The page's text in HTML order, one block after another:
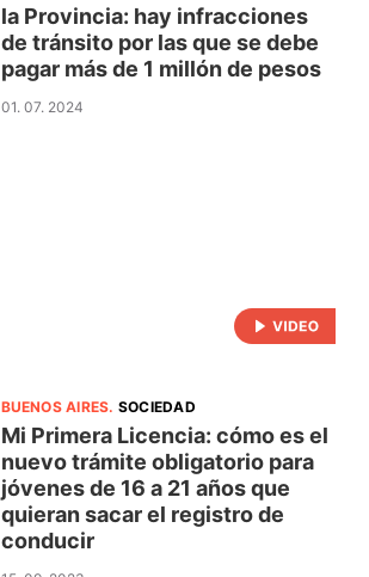
la Provincia: hay infracciones
de tránsito por las que se debe
pagar más de 1 millón de pesos
01. 07. 2024
BUENOS AIRES. SOCIEDAD
Mi Primera Licencia: cómo es el
nuevo trámite obligatorio para
jóvenes de 16 a 21 años que
quieran sacar el registro de
conducir